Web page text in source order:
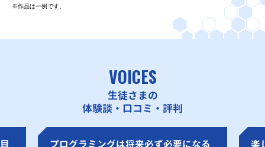
※作品は一例です。
VOICES
生徒さまの
体験談・口コミ・評判
プログラミングは将来必ず必要になる
楽